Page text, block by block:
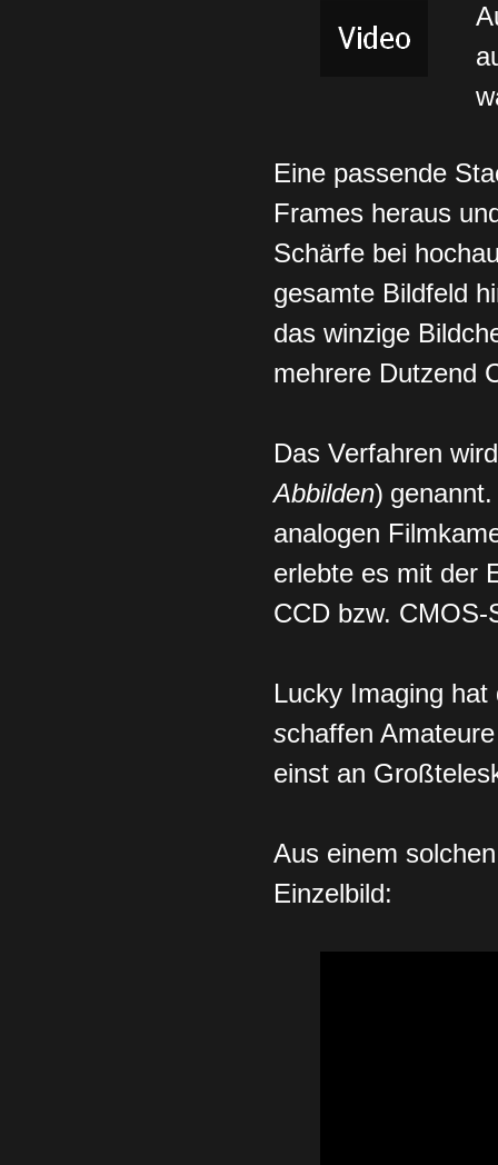
Eine passende
Frames heraus
Schärfe bei
gesamte Bildfeld
das winzige
mehrere Dutzend
Das Verfahren wird
Abbilden)
analogen
erlebte es mit der
CCD bzw. CMOS-
Lucky Imaging hat
schaffen
einst an
Aus einem
Einzelbild: